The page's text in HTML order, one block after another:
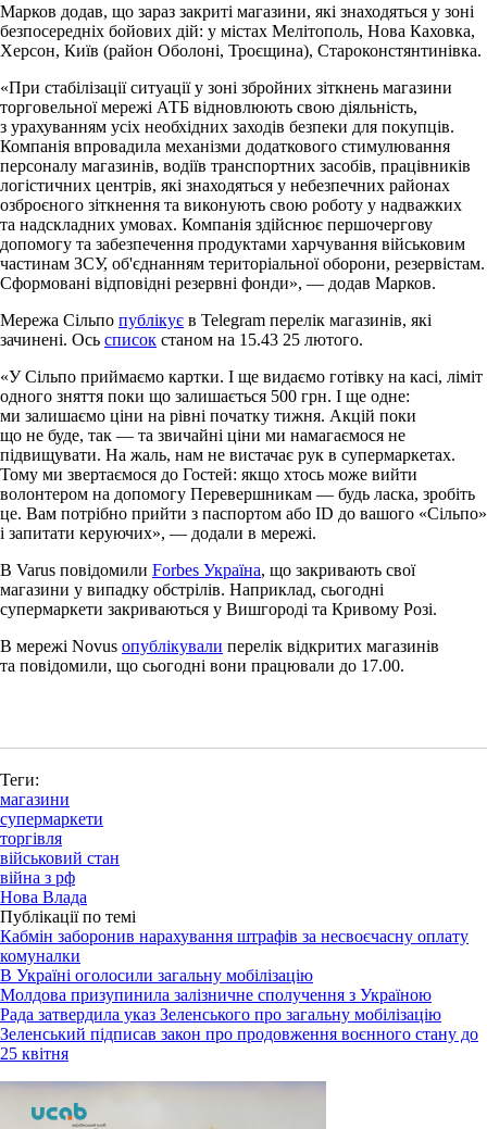
Марков додав, що зараз закриті магазини, які знаходяться у зоні
безпосередніх бойових дій: у містах Мелітополь, Нова Каховка,
Херсон, Київ (район Оболоні, Троєщина), Староконстянтинівка.
«При стабілізації ситуації у зоні збройних зіткнень магазини
торговельної мережі АТБ відновлюють свою діяльність,
з урахуванням усіх необхідних заходів безпеки для покупців.
Компанія впровадила механізми додаткового стимулювання
персоналу магазинів, водіїв транспортних засобів, працівників
логістичних центрів, які знаходяться у небезпечних районах
озброєного зіткнення та виконують свою роботу у надважких
та надскладних умовах. Компанія здійснює першочергову
допомогу та забезпечення продуктами харчування військовим
частинам ЗСУ, об'єднанням територіальної оборони, резервістам.
Сформовані відповідні резервні фонди», — додав Марков.
Мережа Сільпо публікує в Telegram перелік магазинів, які
зачинені. Ось список станом на 15.43 25 лютого.
«У Сільпо приймаємо картки. І ще видаємо готівку на касі, ліміт
одного зняття поки що залишається 500 грн. І ще одне:
ми залишаємо ціни на рівні початку тижня. Акцій поки
що не буде, так — та звичайні ціни ми намагаємося не
підвищувати. На жаль, нам не вистачає рук в супермаркетах.
Тому ми звертаємося до Гостей: якщо хтось може вийти
волонтером на допомогу Перевершникам — будь ласка, зробіть
це. Вам потрібно прийти з паспортом або ID до вашого «Сільпо»
і запитати керуючих», — додали в мережі.
В Varus повідомили Forbes Україна, що закривають свої
магазини у випадку обстрілів. Наприклад, сьогодні
супермаркети закриваються у Вишгороді та Кривому Розі.
В мережі Novus опублікували перелік відкритих магазинів
та повідомили, що сьогодні вони працювали до 17.00.
Теги:
магазини
супермаркети
торгівля
військовий стан
війна з рф
Нова Влада
Публікації по темі
Кабмін заборонив нарахування штрафів за несвоєчасну оплату
комуналки
В Україні оголосили загальну мобілізацію
Молдова призупинила залізничне сполучення з Україною
Рада затвердила указ Зеленського про загальну мобілізацію
Зеленський підписав закон про продовження воєнного стану до
25 квітня